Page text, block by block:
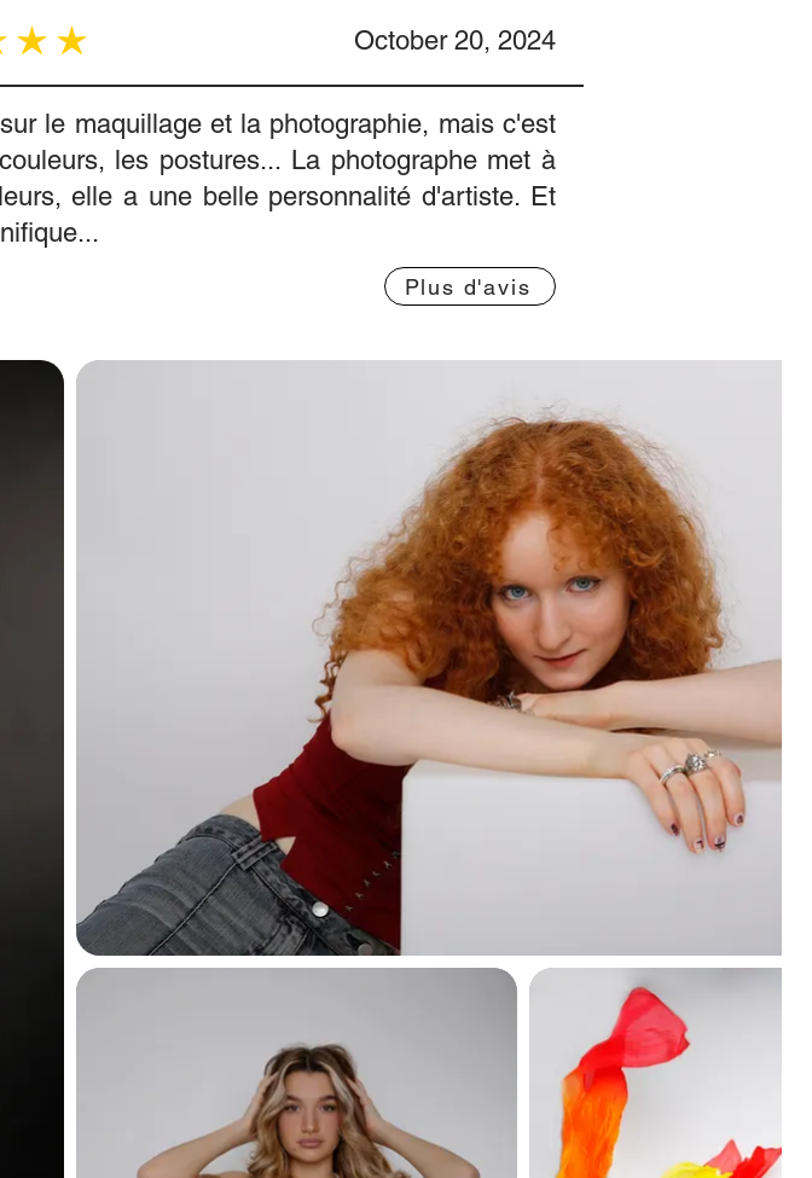
rating is 5 out of 5 October 20, 2024
le maquillage et la photographie, mais c'est
les postures... La photographe met à
elle a une belle personnalité d'artiste. Et
Plus d'avis